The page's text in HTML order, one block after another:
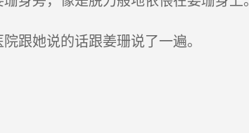
跟她说的话跟姜珊说了一遍。